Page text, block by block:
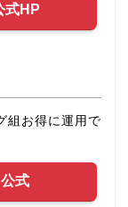
式HP
組お得に運用で
公式